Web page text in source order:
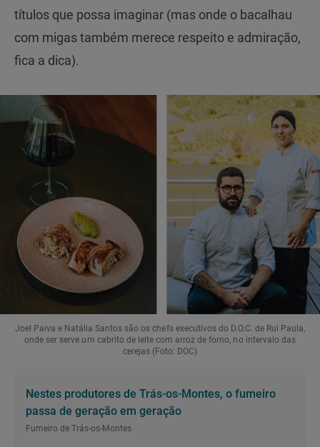
títulos que possa imaginar (mas onde o bacalhau
com migas também merece respeito e admiração,
fica a dica).
Joel Paiva e Natália Santos são os chefs executivos do D.O.C. de Rui Paula,
onde ser serve um cabrito de leite com arroz de forno, no intervalo das
cerejas (Foto: DOC)
Nestes produtores de Trás-os-Montes, o fumeiro
passa de geração em geração
Fumeiro de Trás-os-Montes